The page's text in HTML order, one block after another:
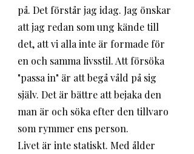
på. Det förstår jag idag. Jag önskar
att jag redan som ung kände till
det, att vi alla inte är formade för
en och samma livsstil. Att försöka
"passa in" är att begå våld på sig
själv. Det är bättre att bejaka den
man är och söka efter den tillvaro
som rymmer ens person.
Livet är inte statiskt. Med ålder